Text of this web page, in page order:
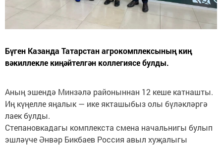
Бүген Казанда Татарстан агрокомплексының киң
вәкиллекле киңәйтелгән коллегиясе булды.
Аның эшендә Минзәлә районыннан 12 кеше катнашты.
Иң күңелле яңалык — ике якташыбыз олы бүләкләргә
лаек булды.
Степановкадагы комплекста смена начальнигы булып
эшләүче Әнвәр Бикбаев Россия авыл хуҗалыгы